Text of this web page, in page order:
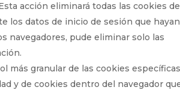
acción eliminará todas las cookies de
los datos de inicio de sesión que hayan
navegadores, pude eliminar solo las
más granular de las cookies
y de cookies dentro del navegador